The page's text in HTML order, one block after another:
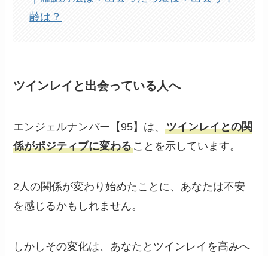
齢は？
ツインレイと出会っている人へ
エンジェルナンバー【95】は、ツインレイとの関
係がポジティブに変わることを示しています。
2人の関係が変わり始めたことに、あなたは不安
を感じるかもしれません。
しかしその変化は、あなたとツインレイを高みへ